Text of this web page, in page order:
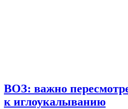
ВОЗ: важно
к иглоукалыванию